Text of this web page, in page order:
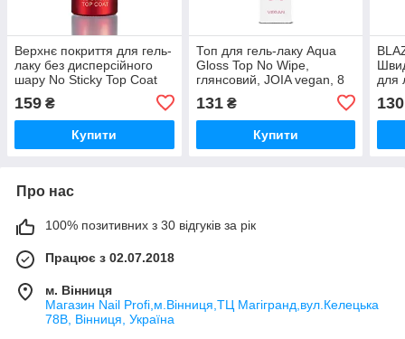
Верхнє покриття для гель-
лаку без дисперсійного
шару No Sticky Top Coat
159 ₴
Купити
Топ для гель-лаку Aqua
Gloss Top No Wipe,
глянсовий, JOIA vegan, 8
131₴
Купити
для
130
Про нас
100% позитивних з 30 відгуків за рік
Працює з 02.07.2018
м. Вінниця
Магазин Nail Profi,м.Вінниця,ТЦ Магігранд,вул.Келецька
78В, Вінниця, Україна